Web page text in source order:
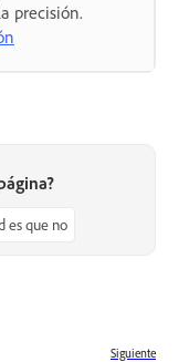
precisión.
es que no
Siguiente